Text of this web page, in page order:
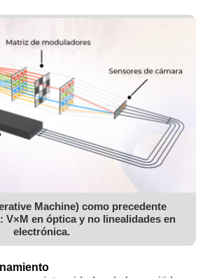
Machine) como precedente
V×M en óptica y no linealidades en
electrónica.